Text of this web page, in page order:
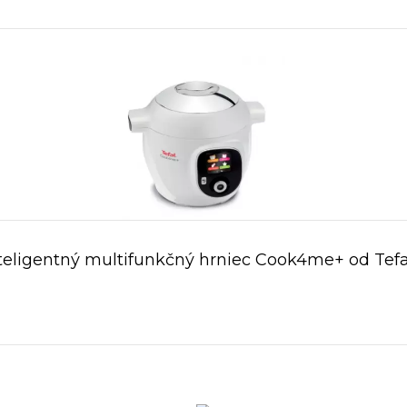
multifunkčný hrniec Cook4me+ od